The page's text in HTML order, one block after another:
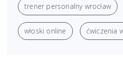
trener personalny wrocław
włoski online ćwiczenia